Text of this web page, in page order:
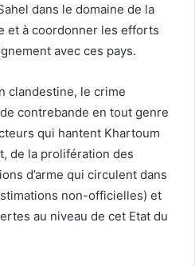
dans le domaine de la
et à coordonner les efforts
avec ces pays.
clandestine, le crime
contrebande en tout genre
qui hantent Khartoum
de la prolifération des
d’arme qui circulent dans
non-officielles) et
au niveau de cet Etat du